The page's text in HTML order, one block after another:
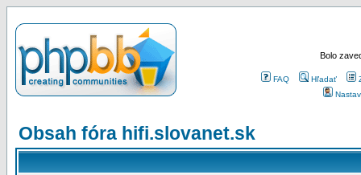
Bolo
FAQ Hľadať
Obsah fóra hifi.slovanet.sk